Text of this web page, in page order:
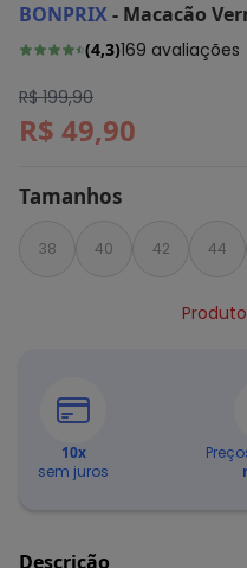
BONPRIX- Macacão
(4,3)169 avaliações
R$ 199,90
R$ 49,90
Tamanhos
38 40 42 44
10x
sem juros
Descrição